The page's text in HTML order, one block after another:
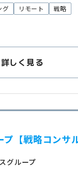
グ リモート 戦略
詳しく見る
プ【戦略コンサ
グループ